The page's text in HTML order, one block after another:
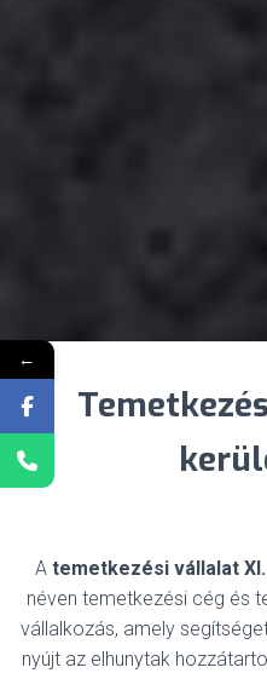
A temetkezési vállalat
néven temetkezési cég és
vállalkozás, amely
nyújt az elhunytak
←